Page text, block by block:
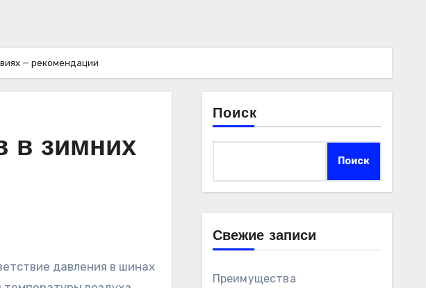
— рекомендации
в зимних
давления в шинах
Поиск
Поиск
Свежие записи
Преимущества